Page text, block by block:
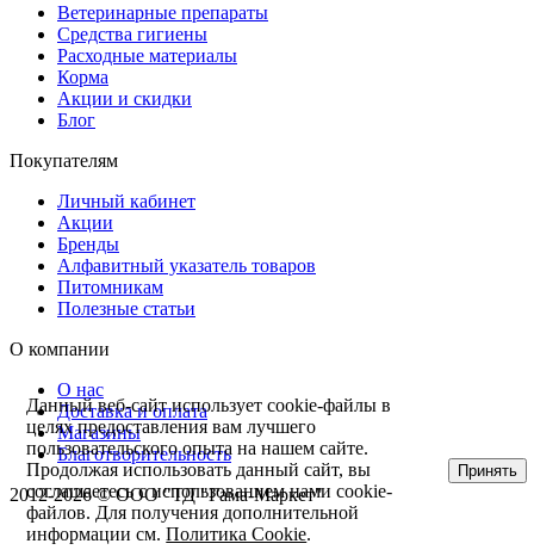
Ветeринарные препараты
Средства гигиены
Расходные материалы
Корма
Акции и скидки
Блог
Покупателям
Личный кабинет
Акции
Бренды
Алфавитный указатель товаров
Питомникам
Полезные статьи
О компании
О нас
Доставка и оплата
Магазины
Благотворительность
2012-2026 © ООО "ТД "Гама-Маркет"
Данный веб-сайт использует cookie-файлы в
целях предоставления вам лучшего
пользовательского опыта на нашем сайте.
Продолжая использовать данный сайт, вы
соглашаетесь с использованием нами cookie-
файлов. Для получения дополнительной
информации см.Политика Cookie.
Принять